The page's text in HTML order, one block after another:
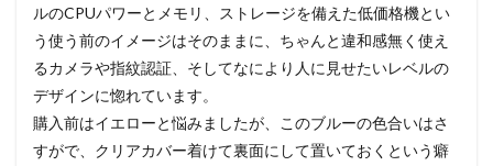
ルのCPUパワーとメモリ、ストレージを備えた低価格機とい
う使う前のイメージはそのままに、ちゃんと違和感無く使え
るカメラや指紋認証、そしてなにより人に見せたいレベルの
デザインに惚れています。
購入前はイエローと悩みましたが、このブルーの色合いはさ
すがで、クリアカバー着けて裏面にして置いておくという癖